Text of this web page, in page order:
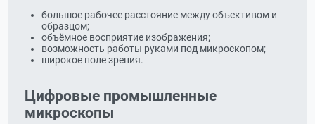
большое рабочее расстояние между объективом и
образцом;
объёмное восприятие изображения;
возможность работы руками под микроскопом;
широкое поле зрения.
Цифровые промышленные
микроскопы